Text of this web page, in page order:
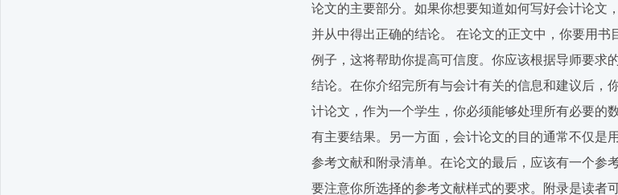
论文的主要部分。如果你想要知道如何写好会计论文
并从中得出正确的结论。 在论文的正文中，你要用
例子，这将帮助你提高可信度。你应该根据导师要求
结论。在你介绍完所有与会计有关的信息和建议后，
计论文，作为一个学生，你必须能够处理所有必要的
有主要结果。另一方面，会计论文的目的通常不仅是
参考文献和附录清单。在论文的最后，应该有一个参
要注意你所选择的参考文献样式的要求。附录是读者